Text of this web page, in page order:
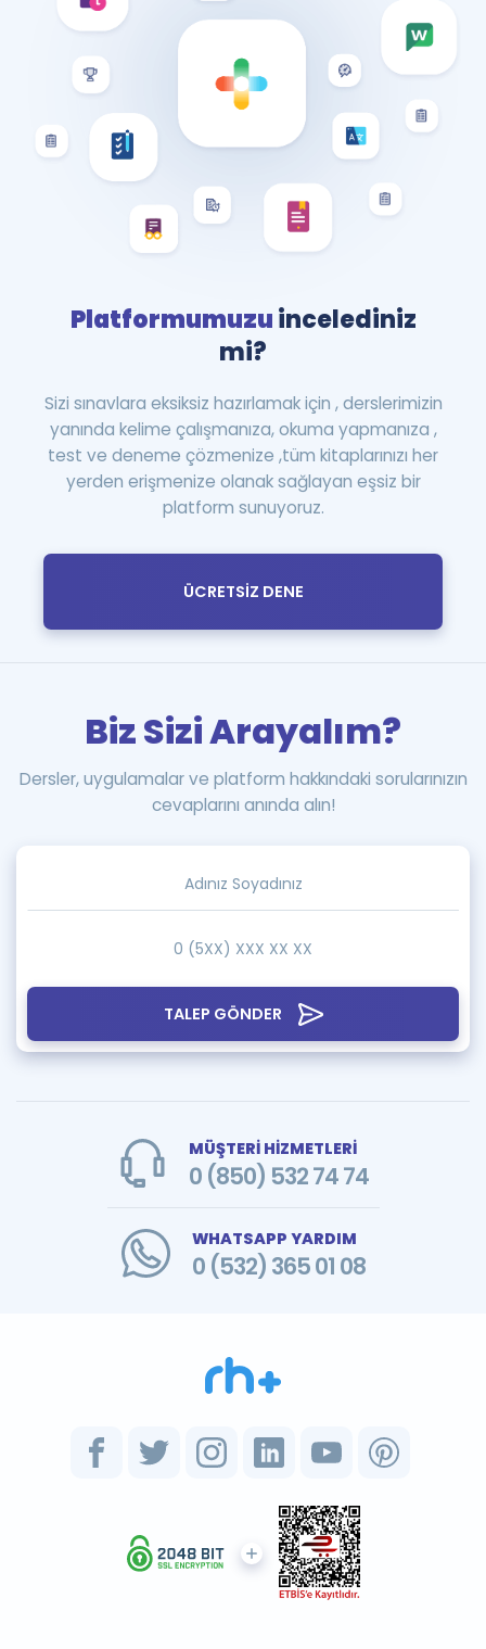
Platformumuzuincelediniz
mi?
Sizi sınavlara eksiksiz hazırlamak için , derslerimizin
yanında kelime çalışmanıza, okuma yapmanıza ,
test ve deneme çözmenize ,tüm kitaplarınızı her
yerden erişmenize olanak sağlayan eşsiz bir
platform sunuyoruz.
ÜCRETSİZ DENE
TALEP GÖNDER
Biz Sizi Arayalım?
Dersler, uygulamalar ve platform hakkındaki sorularınızın
cevaplarını anında alın!
MÜŞTERİ HİZMETLERİ
0 (850) 532 74 74
WHATSAPP YARDIM
0 (532) 365 01 08